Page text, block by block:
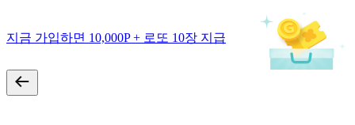
지금 가입하면 10,000P + 로또 10장 지급